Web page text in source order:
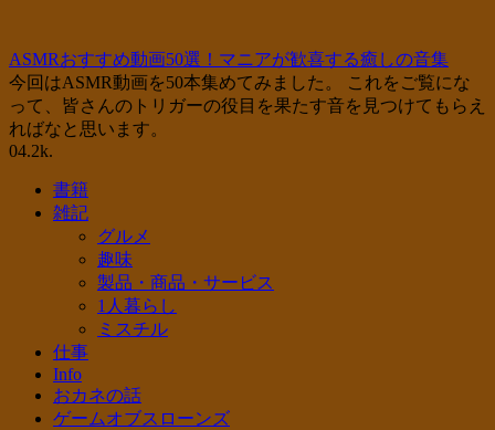
ASMRおすすめ動画50選！マニアが歓喜する癒しの音集
今回はASMR動画を50本集めてみました。 これをご覧にな
って、皆さんのトリガーの役目を果たす音を見つけてもらえ
ればなと思います。
04.2k.
書籍
雑記
グルメ
趣味
製品・商品・サービス
1人暮らし
ミスチル
仕事
Info
おカネの話
ゲームオブスローンズ